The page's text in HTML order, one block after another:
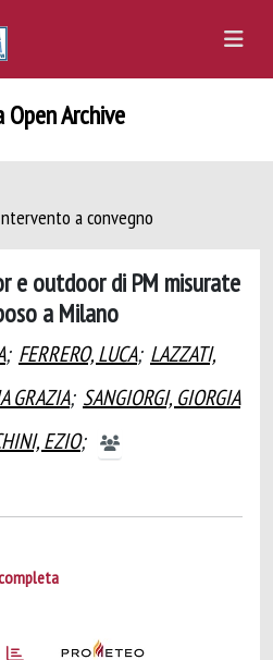
Open Archive
a convegno
e outdoor di PM misurate
a Milano
; FERRERO, LUCA; LAZZATI,
GRAZIA; SANGIORGI, GIORGIA
EZIO;